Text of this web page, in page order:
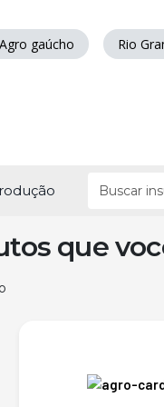
Agro gaúcho Rio
que